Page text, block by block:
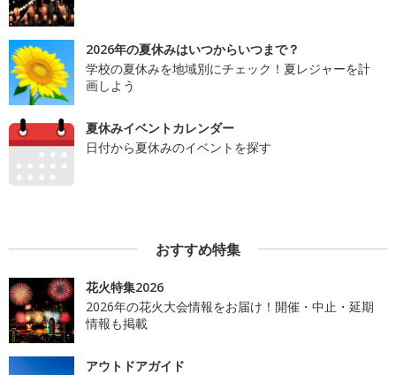
2026年の夏休みはいつからいつまで？
学校の夏休みを地域別にチェック！夏レジャーを計
画しよう
夏休みイベントカレンダー
日付から夏休みのイベントを探す
おすすめ特集
花火特集2026
2026年の花火大会情報をお届け！開催・中止・延期
情報も掲載
アウトドアガイド